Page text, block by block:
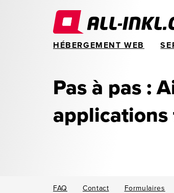
HÉBERGEMENT WEB
Pas à pas :
FAQ Contact Formulaires